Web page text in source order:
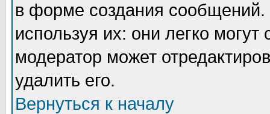
в форме создания сообщений.
используя их: они легко
модератор может
удалить его.
Вернуться к началу